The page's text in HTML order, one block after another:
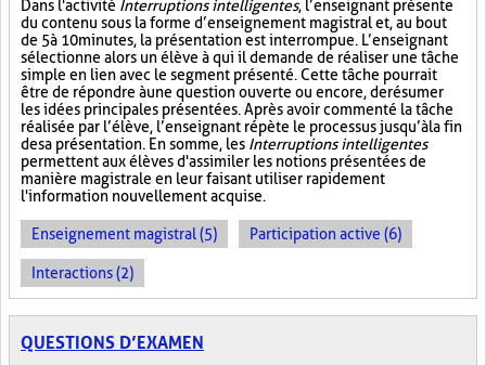
Dans l'activité Interruptions intelligentes, l’enseignant présente
du contenu sous la forme d’enseignement magistral et, au bout
de 5 à 10 minutes, la présentation est interrompue. L’enseignant
sélectionne alors un élève à qui il demande de réaliser une tâche
simple en lien avec le segment présenté. Cette tâche pourrait
être de répondre à une question ouverte ou encore, de résumer
les idées principales présentées. Après avoir commenté la tâche
réalisée par l’élève, l’enseignant répète le processus jusqu’à la fin
de sa présentation. En somme, les Interruptions intelligentes
permettent aux élèves d'assimiler les notions présentées de
manière magistrale en leur faisant utiliser rapidement
l'information nouvellement acquise.
Enseignement magistral (5) Participation active (6)
Interactions (2)
QUESTIONS D’EXAMEN